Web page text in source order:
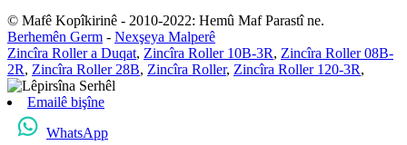
© Mafê Kopîkirinê - 2010-2022: Hemû Maf Parastî ne.
Berhemên Germ - Nexşeya Malperê
Zincîra Roller a Duqat, Zincîra Roller 10B-3R, Zincîra Roller 08B-
2R, Zincîra Roller 28B, Zincîra Roller, Zincîra Roller 120-3R,
Emailê bişîne
WhatsApp